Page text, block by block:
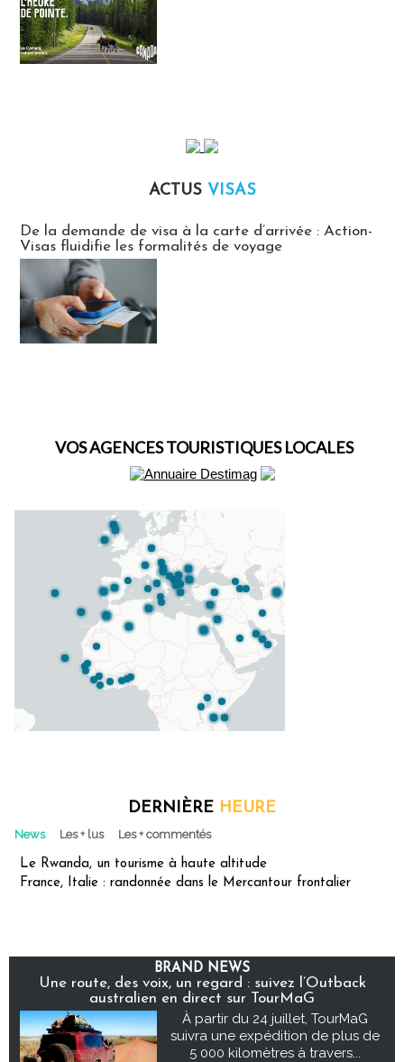
ACTUS VISAS
De la demande de visa à la carte d’arrivée : Action-
Visas fluidifie les formalités de voyage
VOS AGENCES TOURISTIQUES LOCALES
DERNIÈRE HEURE
News Les + lus Les + commentés
Le Rwanda, un tourisme à haute altitude
France, Italie : randonnée dans le Mercantour frontalier
BRAND NEWS
Une route, des voix, un regard : suivez l’Outback
australien en direct sur TourMaG
À partir du 24 juillet, TourMaG
suivra une expédition de plus de
5 000 kilomètres à travers...